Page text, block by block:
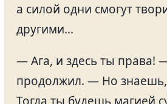
а силой одни смогут
другими…
— Ага, и здесь ты права!
продолжил. — Но знаешь,